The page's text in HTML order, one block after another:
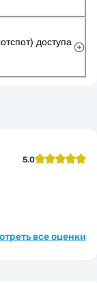
доступа
5.0
все оценки